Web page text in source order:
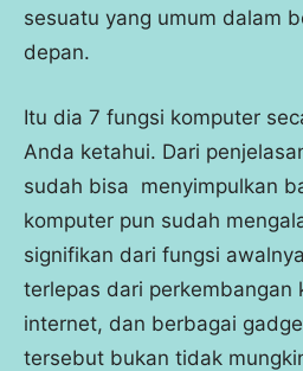
sesuatu yang umum dalam
depan.
Itu dia 7 fungsi komputer
Anda ketahui. Dari
sudah bisa menyimpulkan
komputer pun sudah
signifikan dari fungsi
terlepas dari perkembangan
internet, dan berbagai
tersebut bukan tidak